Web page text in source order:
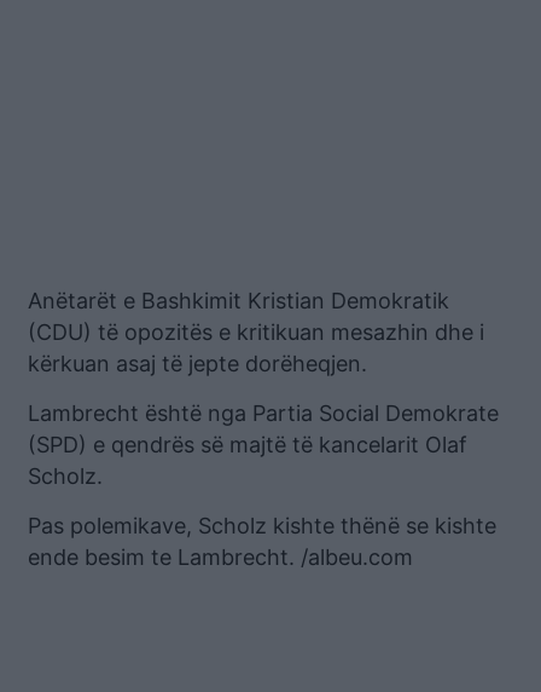
Anëtarët e Bashkimit Kristian Demokratik
(CDU) të opozitës e kritikuan mesazhin dhe i
kërkuan asaj të jepte dorëheqjen.
Lambrecht është nga Partia Social Demokrate
(SPD) e qendrës së majtë të kancelarit Olaf
Scholz.
Pas polemikave, Scholz kishte thënë se kishte
ende besim te Lambrecht. /albeu.com